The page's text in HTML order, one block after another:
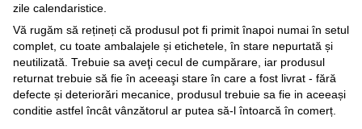
zile calendaristice.
Vă rugăm să rețineți că produsul pot fi primit înapoi numai în setul
complet, cu toate ambalajele și etichetele, în stare nepurtată și
neutilizată. Trebuie sa aveţi cecul de cumpărare, iar produsul
returnat trebuie să fie în aceeaşi stare în care a fost livrat - fără
defecte și deteriorări mecanice, produsul trebuie sa fie in aceeași
conditie astfel încât vânzătorul ar putea să-l întoarcă în comerț.